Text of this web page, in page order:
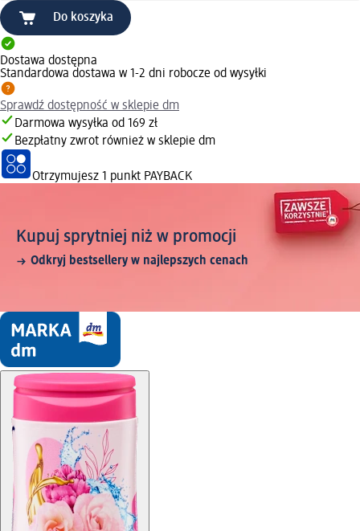
Do koszyka
Dostawa dostępna
Standardowa dostawa w 1-2 dni robocze od wysyłki
Sprawdź dostępność w sklepie dm
Darmowa wysyłka od 169 zł
Bezpłatny zwrot również w sklepie dm
Otrzymujesz 1 punkt PAYBACK
Kupuj sprytniej niż w promocji
Odkryj bestsellery w najlepszych cenach